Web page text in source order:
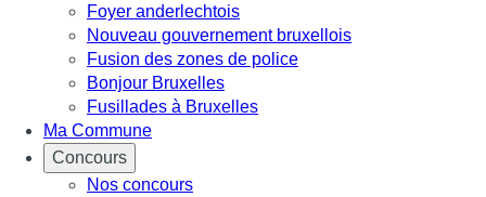
Foyer anderlechtois
Nouveau gouvernement bruxellois
Fusion des zones de police
Bonjour Bruxelles
Fusillades à Bruxelles
Ma Commune
Concours
Nos concours